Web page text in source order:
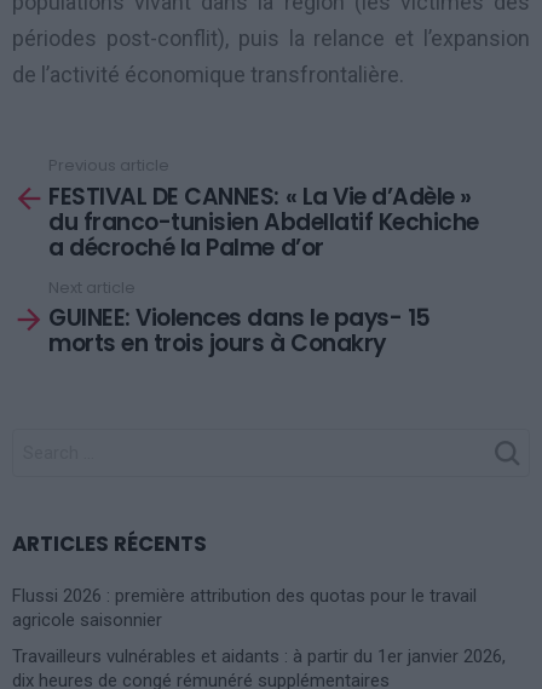
périodes post-conflit), puis la relance et l’expansion
de l’activité économique transfrontalière.
more
Previous article
FESTIVAL DE CANNES: « La Vie d’Adèle »
du franco-tunisien Abdellatif Kechiche
a décroché la Palme d’or
Next article
GUINEE: Violences dans le pays- 15
morts en trois jours à Conakry
ARTICLES RÉCENTS
Flussi 2026 : première attribution des quotas pour le travail
agricole saisonnier
Travailleurs vulnérables et aidants : à partir du 1er janvier 2026,
dix heures de congé rémunéré supplémentaires